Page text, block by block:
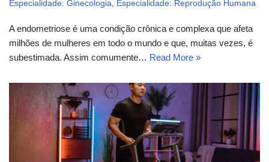
Especialidade: Ginecologia Especialidade: Reprodução Humana
A endometriose é uma condição crônica e complexa que afeta
milhões de mulheres em todo o mundo e que, muitas vezes, é
subestimada. Assim comumente… Read More »